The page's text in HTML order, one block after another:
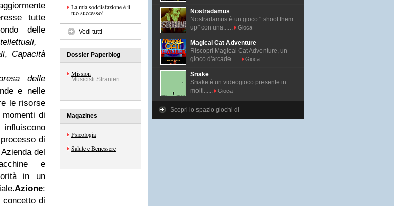
tutte
delle
, Capacità
delle
e nelle
le risorse
di
di
Azienda del
e
in un
Azione:
concetto di
La mia soddisfazione è il
tuo successo!
Vedi tutti
Dossier Paperblog
Mission
Musicisti Stranieri
Magazines
Psicologia
Salute e Benessere
Nostradamus
Nostradamus è un gioco " shoot them
up" con una......
Gioca
Magical Cat Adventure
Riscopri Magical Cat Adventure, un
gioco d'arcade......
Gioca
Snake
Snake è un videogioco presente in
molti......
Gioca
Scopri lo spazio giochi di